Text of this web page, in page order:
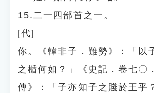
15.二一四部首之一。
[代]
你。《韓非子．難勢》：「以
之楯何如？」《史記．卷七〇
傳》：「子亦知子之賤於王乎